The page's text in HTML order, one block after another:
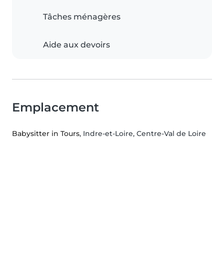
Tâches ménagères
Aide aux devoirs
Emplacement
Babysitter in Tours, Indre-et-Loire, Centre-Val de Loire